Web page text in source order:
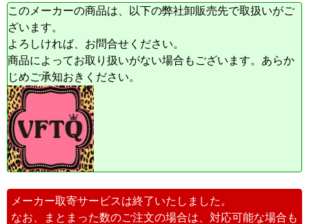
このメーカーの商品は、以下の弊社卸販売先で取扱いがご
ざいます。
よろしければ、お問合せください。
商品によってお取り扱いがない場合もございます。あらか
じめご承知おきください。
メーカー取寄サービスは終了いたしました。
なお、まとまった数のご注文の場合は、対応可能な場合も